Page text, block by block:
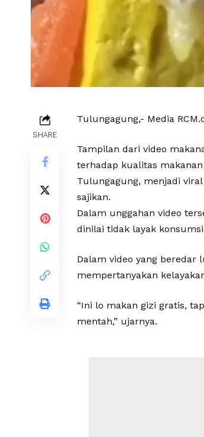
SHARE
Tulungagung,- Media
Tampilan dari video
terhadap kualitas
Tulungagung, menjadi
sajikan.
Dalam unggahan video
dinilai tidak layak
Dalam video yang beredar
mempertanyakan
“Ini lo makan gizi gratis,
mentah,” ujarnya.